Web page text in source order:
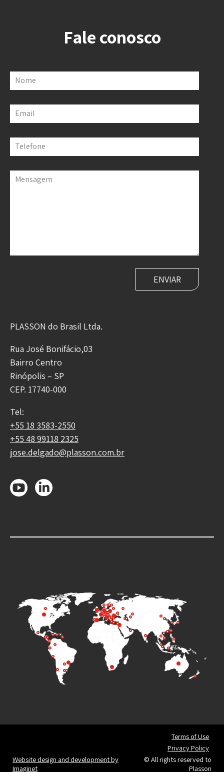
Fale conosco
Nome
Email
Telefone
Mensagem
PLASSON do Brasil Ltda.
Rua José Bonifácio,03
Bairro Centro
Rinópolis – SP
CEP. 17740-000
Tel:
+55 18 3583-2550
+55 48 99118 2325
jose.delgado@plasson.com.br
Website design and development by
Imaginet
Terms of Use
Privacy Policy
© All rights reserved to
Plasson